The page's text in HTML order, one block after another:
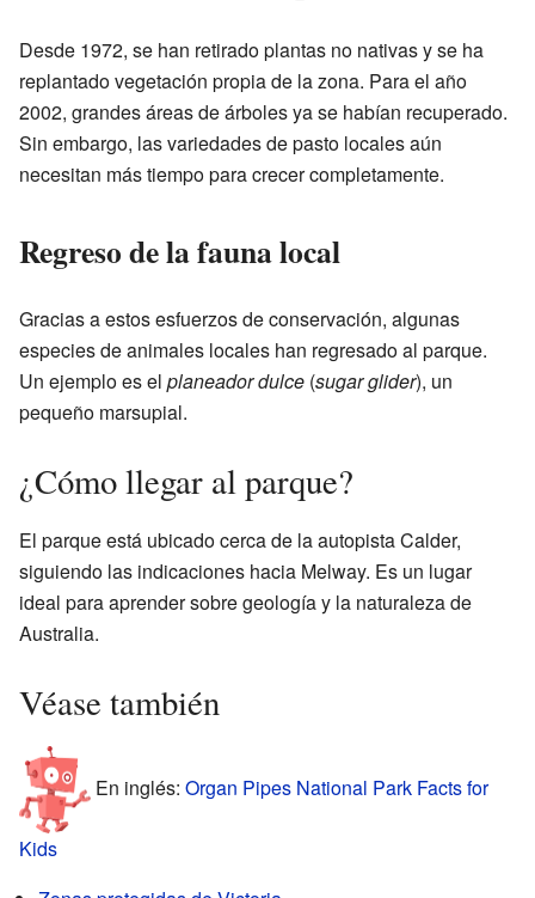
Desde 1972, se han retirado plantas no nativas y se ha
replantado vegetación propia de la zona. Para el año
2002, grandes áreas de árboles ya se habían recuperado.
Sin embargo, las variedades de pasto locales aún
necesitan más tiempo para crecer completamente.
Regreso de la fauna local
Gracias a estos esfuerzos de conservación, algunas
especies de animales locales han regresado al parque.
Un ejemplo es el planeador dulce (sugar glider), un
pequeño marsupial.
¿Cómo llegar al parque?
El parque está ubicado cerca de la autopista Calder,
siguiendo las indicaciones hacia Melway. Es un lugar
ideal para aprender sobre geología y la naturaleza de
Australia.
Véase también
En inglés: Organ Pipes National Park Facts for
Kids